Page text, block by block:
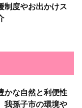
制度やお出かけス
かな自然と利便性
我孫子市の環境や